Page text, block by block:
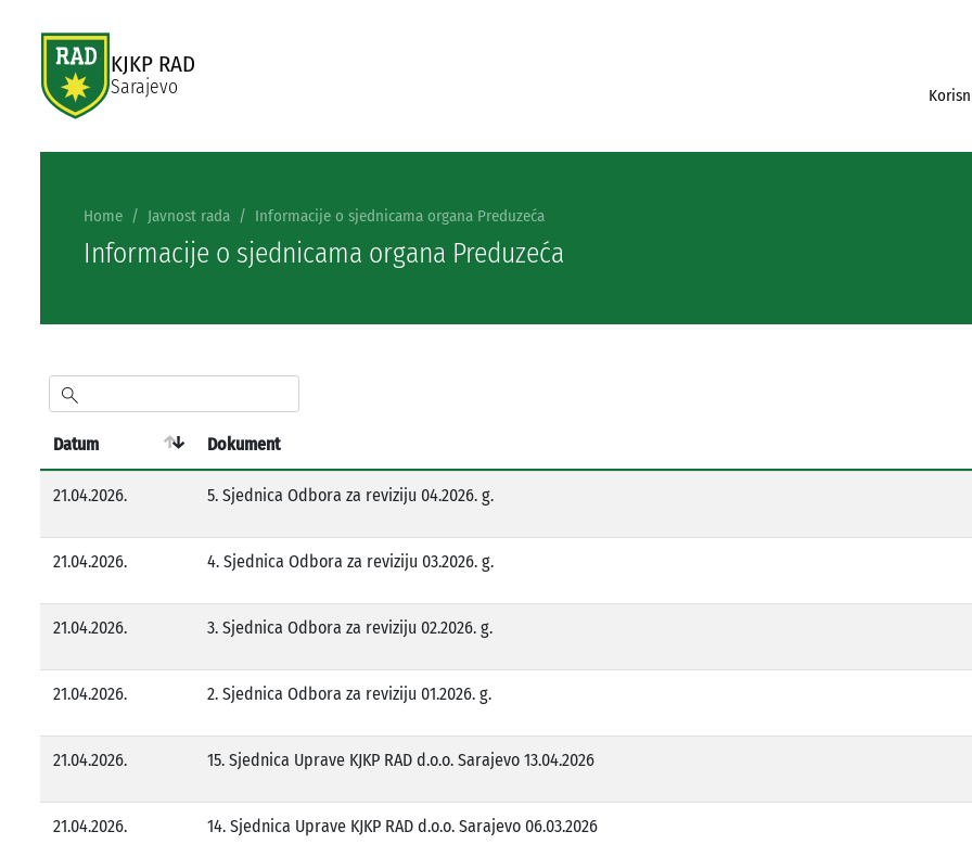
KJKP RAD
Sarajevo
Home Javnost rada Informacije o sjednicama organa Preduzeća
Informacije o sjednicama organa Preduzeća
Datum Dokument
21.04.2026. 5. Sjednica Odbora za reviziju 04.2026. g.
21.04.2026. 4. Sjednica Odbora za reviziju 03.2026. g.
21.04.2026. 3. Sjednica Odbora za reviziju 02.2026. g.
21.04.2026. 2. Sjednica Odbora za reviziju 01.2026. g.
21.04.2026. 15. Sjednica Uprave KJKP RAD d.o.o. Sarajevo 13.04.2026
21.04.2026. 14. Sjednica Uprave KJKP RAD d.o.o. Sarajevo 06.03.2026